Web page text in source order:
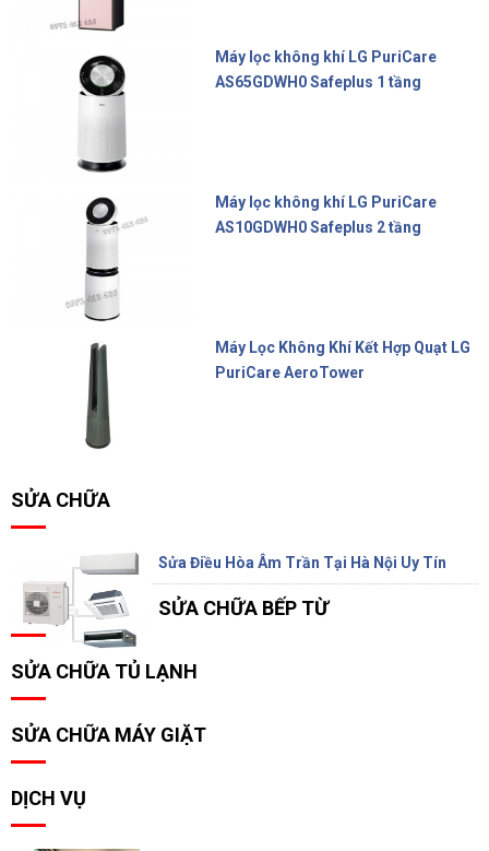
Máy lọc không khí LG PuriCare
AS65GDWH0 Safeplus 1 tầng
Máy lọc không khí LG PuriCare
AS10GDWH0 Safeplus 2 tầng
Máy Lọc Không Khí Kết Hợp Quạt LG
PuriCare AeroTower
SỬA CHỮA
Sửa Điều Hòa Âm Trần Tại Hà Nội Uy Tín
SỬA CHỮA BẾP TỪ
SỬA CHỮA TỦ LẠNH
SỬA CHỮA MÁY GIẶT
DỊCH VỤ